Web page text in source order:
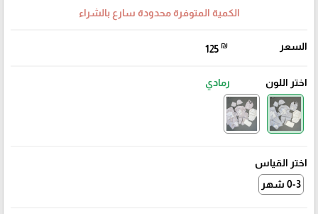
الكمية المتوفرة محدودة سارع بالشراء
السعر 125 ₪
اختر اللون رمادي
اختر القياس
0-3 شهر